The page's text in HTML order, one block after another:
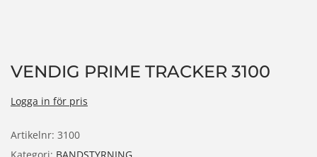
VENDIG PRIME TRACKER 3100
Logga in för pris
Artikelnr: 3100